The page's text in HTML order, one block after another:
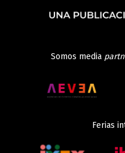
Somos media
Ferias